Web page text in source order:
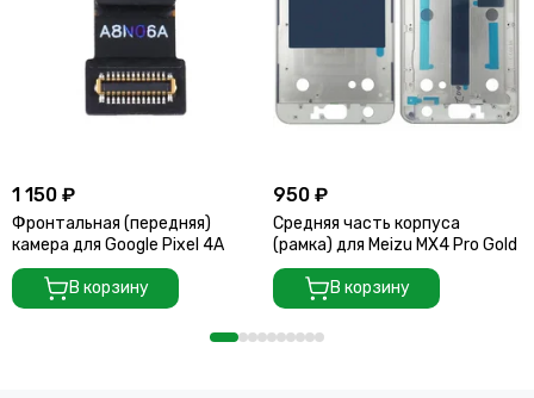
1 150 ₽
Фронтальная (передняя)
камера для Google Pixel 4A
В корзину
950 ₽
Средняя часть корпуса
(рамка) для Meizu MX4 Pro Gold
В корзину